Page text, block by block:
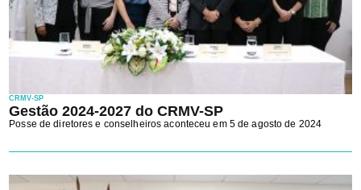
CRMV-SP
Gestão 2024-2027 do CRMV-SP
Posse de diretores e conselheiros aconteceu em 5 de agosto de 2024